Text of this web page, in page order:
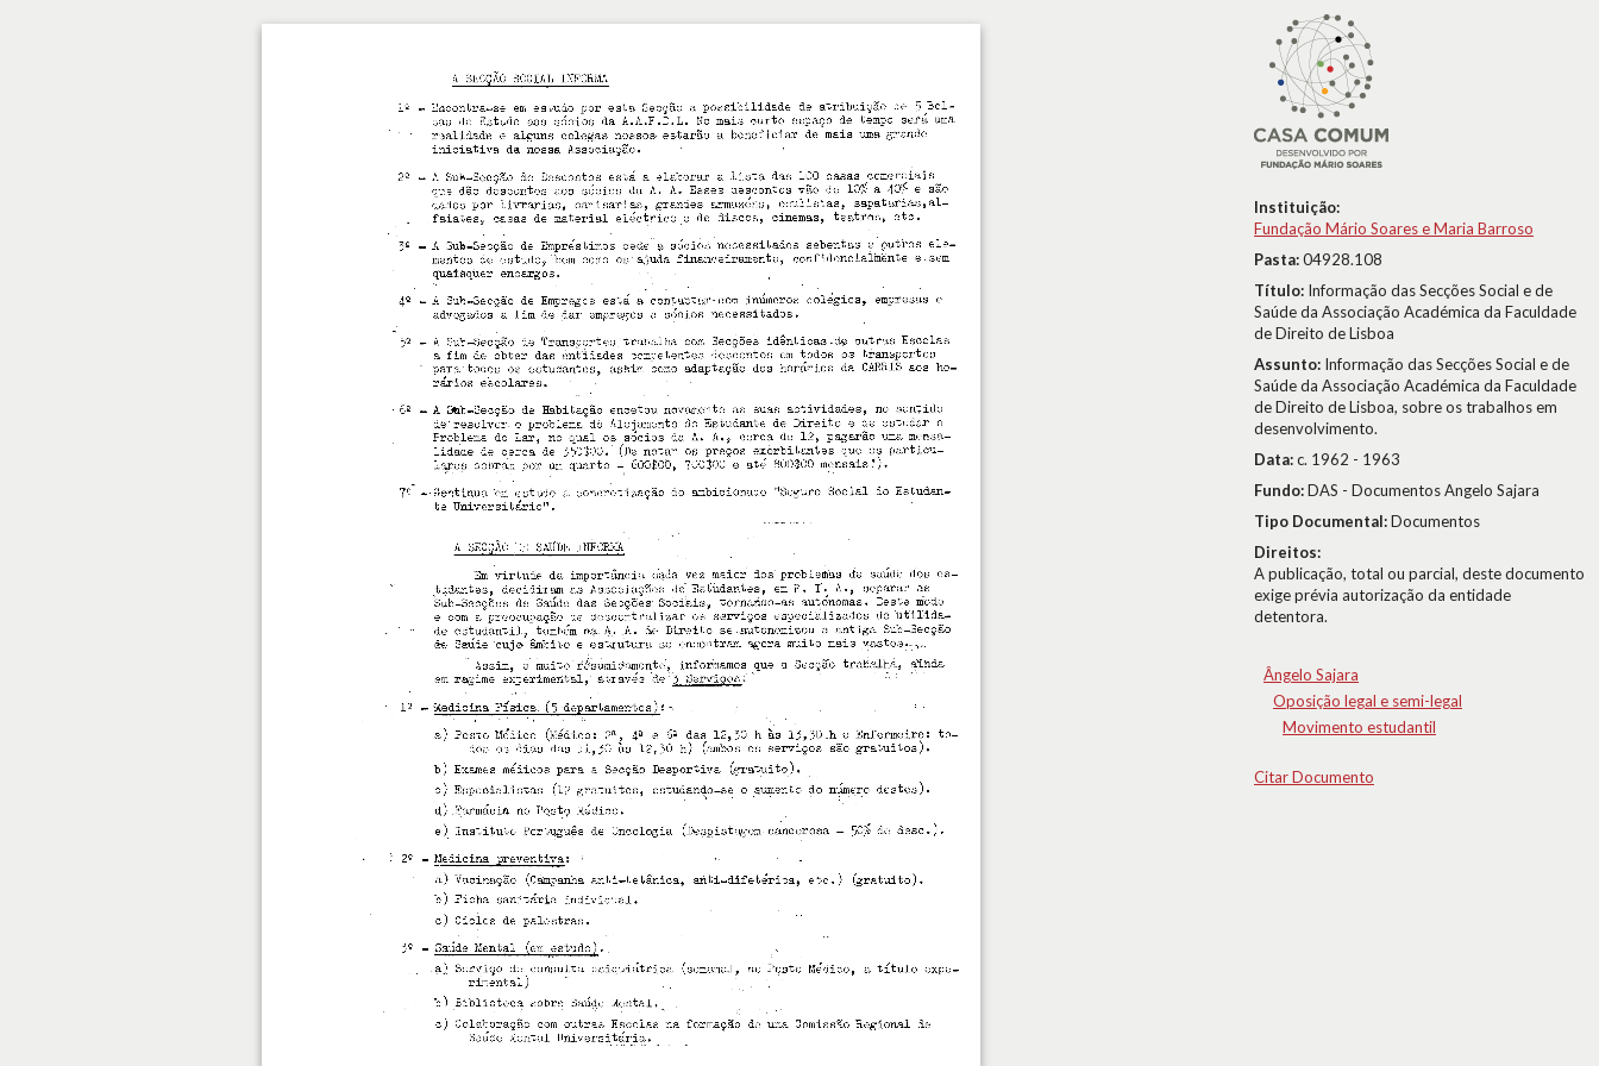
Instituição:
Fundação Mário Soares e Maria Barroso
Pasta:04928.108
Título: Informação das Secções Social e de
Saúde da Associação Académica da Faculdade
de Direito de Lisboa
Assunto: Informação das Secções Social e de
Saúde da Associação Académica da Faculdade
de Direito de Lisboa, sobre os trabalhos em
desenvolvimento.
Data:c. 1962 - 1963
Fundo:DAS - Documentos Angelo Sajara
Tipo Documental:Documentos
Direitos:
A publicação, total ou parcial, deste documento
exige prévia autorização da entidade
detentora.
Ângelo Sajara
Oposição legal e semi-legal
Movimento estudantil
Citar Documento